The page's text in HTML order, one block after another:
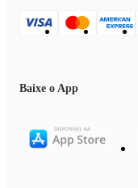
Baixe o App